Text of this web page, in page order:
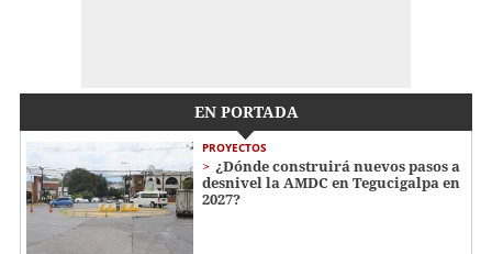
EN PORTADA
PROYECTOS
¿Dónde construirá nuevos pasos a
desnivel la AMDC en Tegucigalpa en
2027?